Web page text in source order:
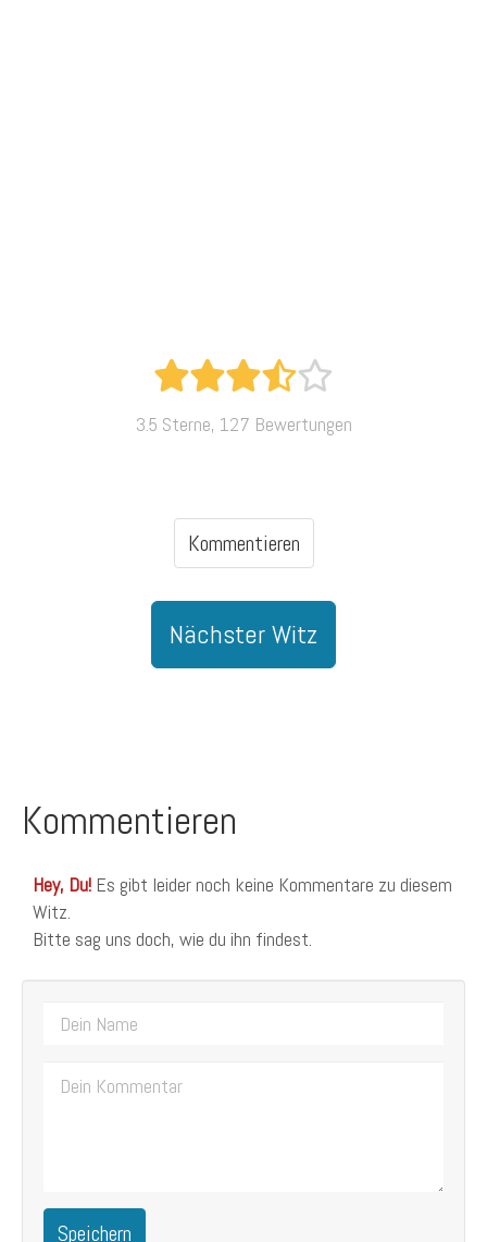
3.5 Sterne, 127 Bewertungen
Kommentieren
Nächster Witz
Kommentieren
Hey, Du! Es gibt leider noch keine Kommentare zu diesem
Witz.
Bitte sag uns doch, wie du ihn findest.
Speichern